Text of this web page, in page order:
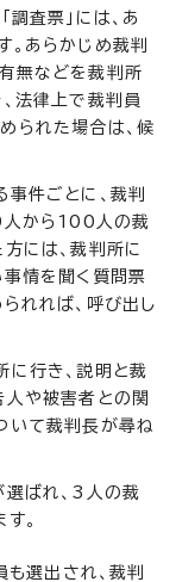
査票」には、あ
あらかじめ裁判
無などを裁判所
法律上で裁判員
られた場合は、候
件ごとに、裁判
人から100人の裁
には、裁判所に
事情を聞く質問票
れれば、呼び出し
に行き、説明と裁
人や被害者との関
いて裁判長が尋ね
ばれ、3人の裁
。
選出され、裁判